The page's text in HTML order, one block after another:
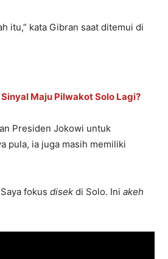
itu,” kata Gibran saat ditemui di
Maju Pilwakot Solo Lagi?
Presiden Jokowi untuk
pula, ia juga masih memiliki
fokus disek di Solo. Ini akeh